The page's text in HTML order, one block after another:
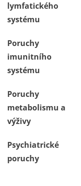
lymfatického
systému
Poruchy
imunitního
systému
Poruchy
metabolismu a
výživy
Psychiatrické
poruchy